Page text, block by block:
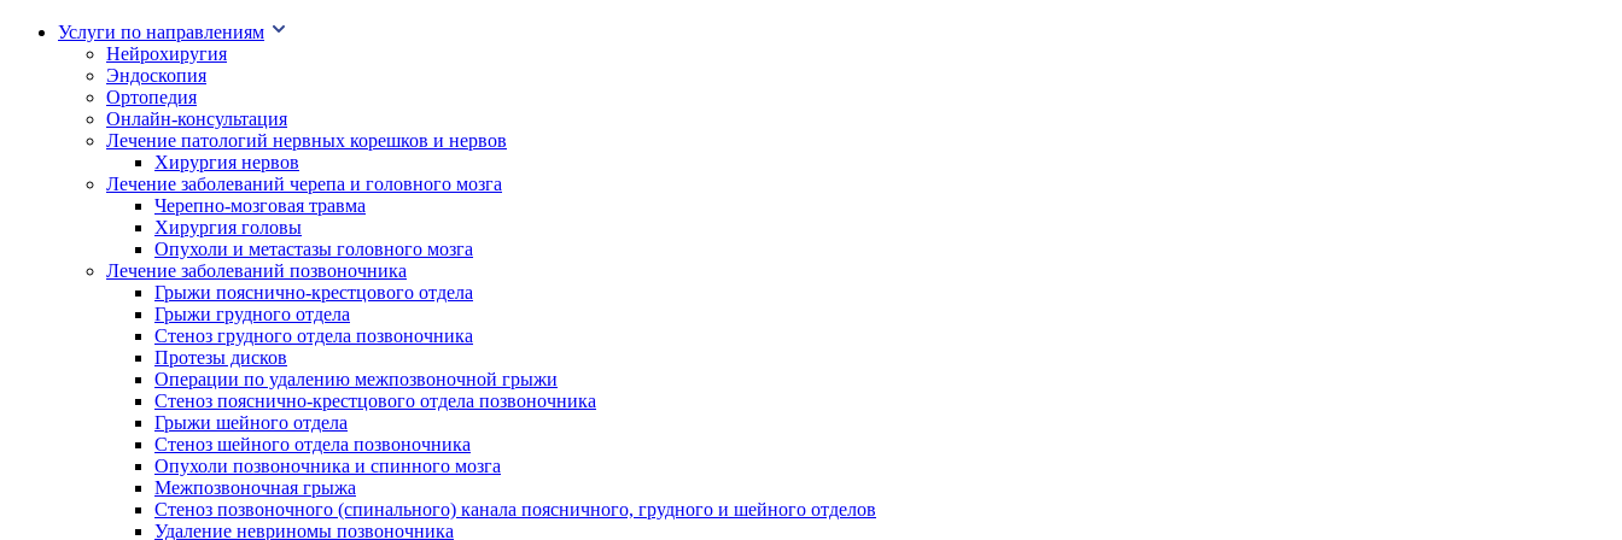
Услуги по направлениям
Нейрохиругия
Эндоскопия
Ортопедия
Онлайн-консультация
Лечение патологий нервных корешков и нервов
Хирургия нервов
Лечение заболеваний черепа и головного мозга
Черепно-мозговая травма
Хирургия головы
Опухоли и метастазы головного мозга
Лечение заболеваний позвоночника
Грыжи пояснично-крестцового отдела
Грыжи грудного отдела
Стеноз грудного отдела позвоночника
Протезы дисков
Операции по удалению межпозвоночной грыжи
Стеноз пояснично-крестцового отдела позвоночника
Грыжи шейного отдела
Стеноз шейного отдела позвоночника
Опухоли позвоночника и спинного мозга
Межпозвоночная грыжа
Стеноз позвоночного (спинального) канала поясничного, грудного и шейного отделов
Удаление невриномы позвоночника